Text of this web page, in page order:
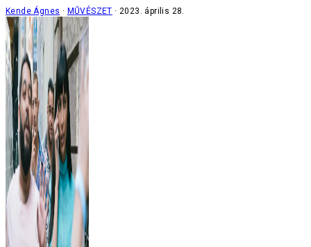
Kende Ágnes MŰVÉSZET 2023. április 28.